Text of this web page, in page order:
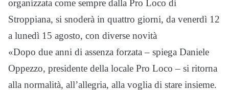
organizzata come sempre dalla Pro Loco di
Stroppiana, si snoderà in quattro giorni, da venerdì 12
a lunedì 15 agosto, con diverse novità
«Dopo due anni di assenza forzata – spiega Daniele
Oppezzo, presidente della locale Pro Loco – si ritorna
alla normalità, all’allegria, alla voglia di stare insieme.